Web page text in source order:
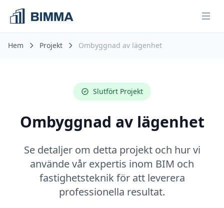
Hem Projekt Ombyggnad av lägenhet
Slutfört Projekt
Ombyggnad av lägenhet
Se detaljer om detta projekt och hur vi
använde vår expertis inom BIM och
fastighetsteknik för att leverera
professionella resultat.